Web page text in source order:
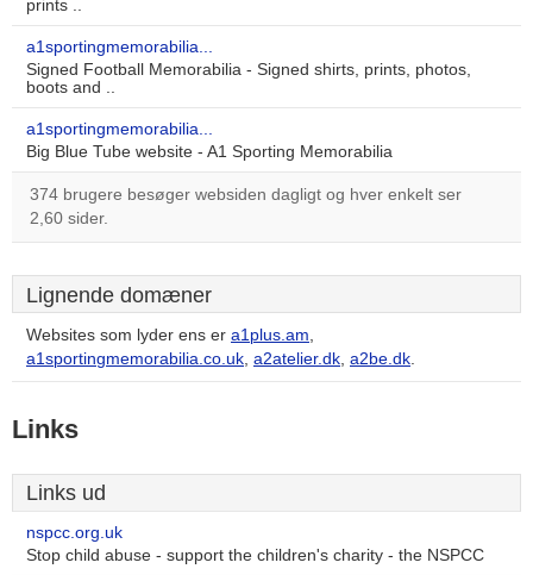
prints ..
a1sportingmemorabilia...
Signed Football Memorabilia - Signed shirts, prints, photos,
boots and ..
a1sportingmemorabilia...
Big Blue Tube website - A1 Sporting Memorabilia
374 brugere besøger websiden dagligt og hver enkelt ser
2,60 sider.
Lignende domæner
Websites som lyder ens er a1plus.am,
a1sportingmemorabilia.co.uk, a2atelier.dk, a2be.dk.
Links
Links ud
nspcc.org.uk
Stop child abuse - support the children's charity - the NSPCC